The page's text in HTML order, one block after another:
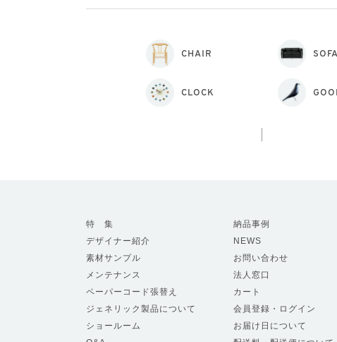
CHAIR SOFA
CLOCK
特 集
デザイナー紹介
素材サンプル
メンテナンス
ペーパーコード張替え
ジェネリック製品について
ショールーム
納品事例
NEWS
お問い合わせ
法人窓口
カート
会員登録・ログイン
お届け日について